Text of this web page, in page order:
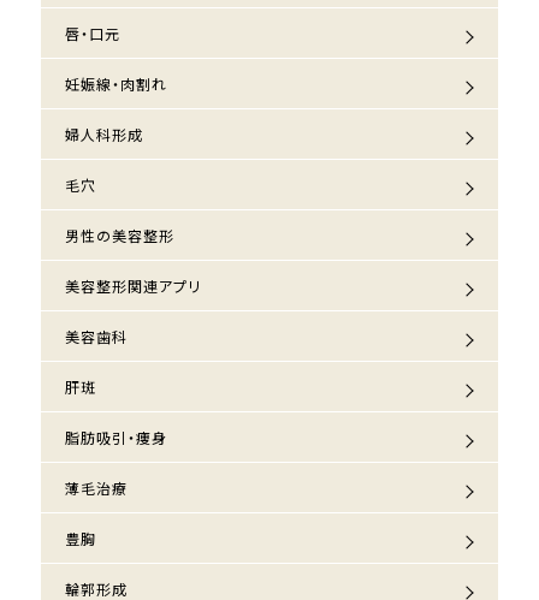
唇・口元
妊娠線・肉割れ
婦人科形成
毛穴
男性の美容整形
美容整形関連アプリ
美容歯科
肝斑
脂肪吸引・痩身
薄毛治療
豊胸
輪郭形成